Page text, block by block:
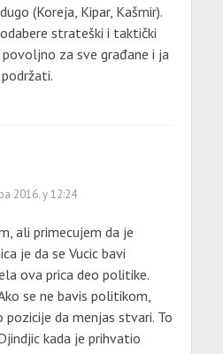
(Koreja, Kipar, Kašmir).
strateški i taktički
za sve građane i ja
2016. у 12:24
ali primecujem da je
je da se Vucic bavi
ova prica deo politike.
se ne bavis politikom,
pozicije da menjas stvari. To
kada je prihvatio